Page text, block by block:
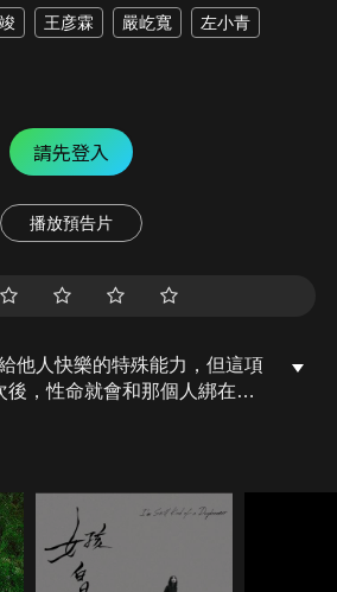
王彦霖 嚴屹寬
左小青
請先登入
播放預告片
他人快樂的特殊能力，但這項
，性命就會和那個人綁在一
被綁住。辛唐為了活下去，費
也漸漸墜入愛河。然而就在兩
黑暗過往在網路上被揭開，辛
這段戀情的溫暖，能不能拯救